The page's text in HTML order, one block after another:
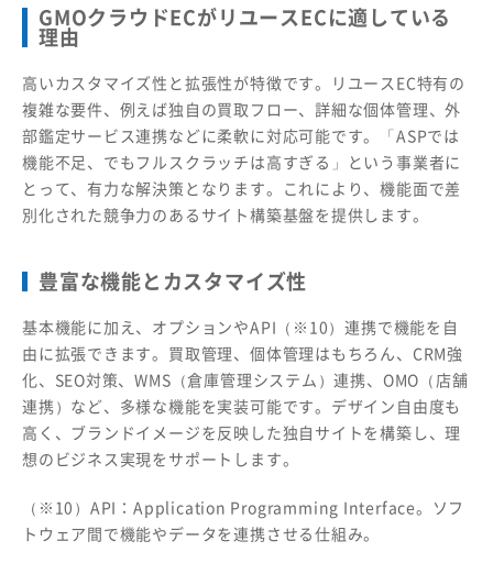
GMOクラウドECがリユースECに適している
理由
高いカスタマイズ性と拡張性が特徴です。リユースEC特有の
複雑な要件、例えば独自の買取フロー、詳細な個体管理、外
部鑑定サービス連携などに柔軟に対応可能です。「ASPでは
機能不足、でもフルスクラッチは高すぎる」という事業者に
とって、有力な解決策となります。これにより、機能面で差
別化された競争力のあるサイト構築基盤を提供します。
豊富な機能とカスタマイズ性
基本機能に加え、オプションやAPI（※10）連携で機能を自
由に拡張できます。買取管理、個体管理はもちろん、CRM強
化、SEO対策、WMS（倉庫管理システム）連携、OMO（店舗
連携）など、多様な機能を実装可能です。デザイン自由度も
高く、ブランドイメージを反映した独自サイトを構築し、理
想のビジネス実現をサポートします。
（※10）API：Application Programming Interface。ソフ
トウェア間で機能やデータを連携させる仕組み。